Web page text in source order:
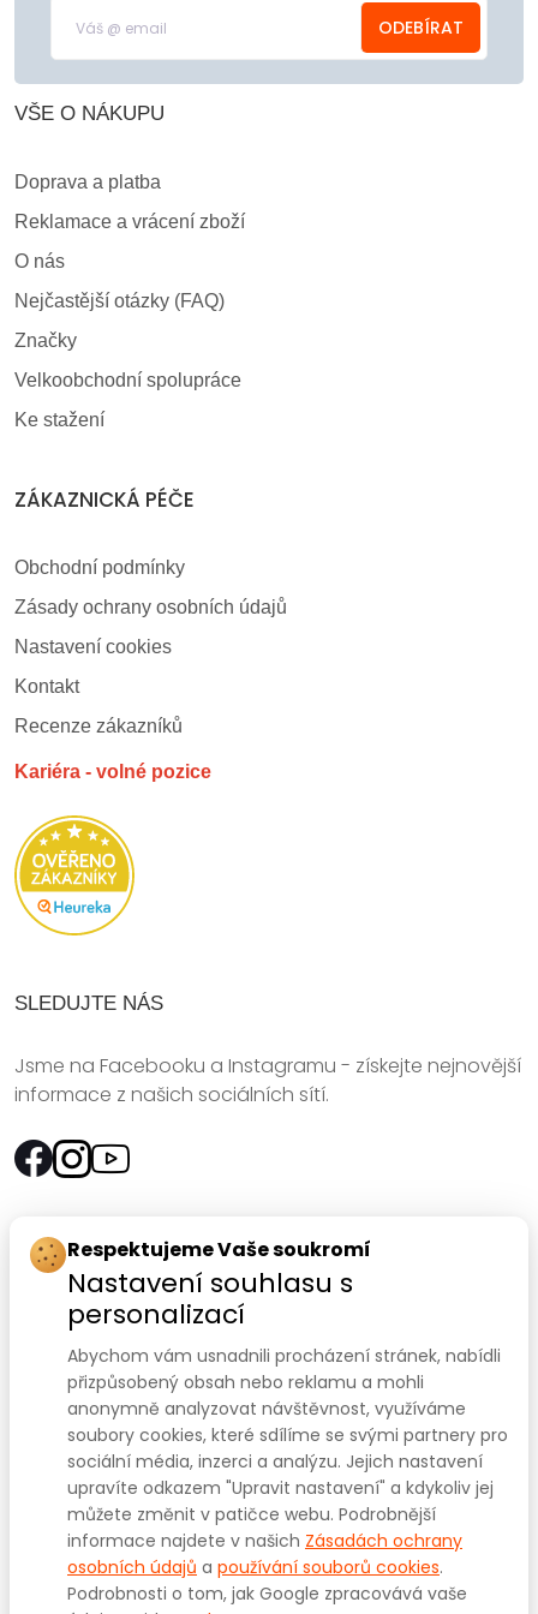
ODEBÍRAT
VŠE O NÁKUPU
Doprava a platba
Reklamace a vrácení zboží
O nás
Nejčastější otázky (FAQ)
Značky
Velkoobchodní spolupráce
Ke stažení
ZÁKAZNICKÁ PÉČE
Obchodní podmínky
Zásady ochrany osobních údajů
Nastavení cookies
Kontakt
Recenze zákazníků
Kariéra - volné pozice
SLEDUJTE NÁS
Jsme na Facebooku a Instagramu - získejte nejnovější
informace z našich sociálních sítí.
Rychlý kontakt:
SANOMED, spol. s r.o.
Palackého třída 240/75
612 00 Brno-Královo Pole
Prodejna:+420 541 422 911,+420 541 422 912
e-mail:prodejna@sanomed.cz
E-shop:+420 739 079 275
e-mail:eshop@sanomed.cz
Respektujeme Vaše soukromí
Nastavení souhlasu s
personalizací
Abychom vám usnadnili procházení stránek, nabídli
přizpůsobený obsah nebo reklamu a mohli
anonymně analyzovat návštěvnost, využíváme
soubory cookies, které sdílíme se svými partnery pro
sociální média, inzerci a analýzu. Jejich nastavení
upravíte odkazem "Upravit nastavení" a kdykoliv jej
můžete změnit v patičce webu. Podrobnější
informace najdete v našich Zásadách ochrany
osobních údajů a používání souborů cookies.
Podrobnosti o tom, jak Google zpracovává vaše